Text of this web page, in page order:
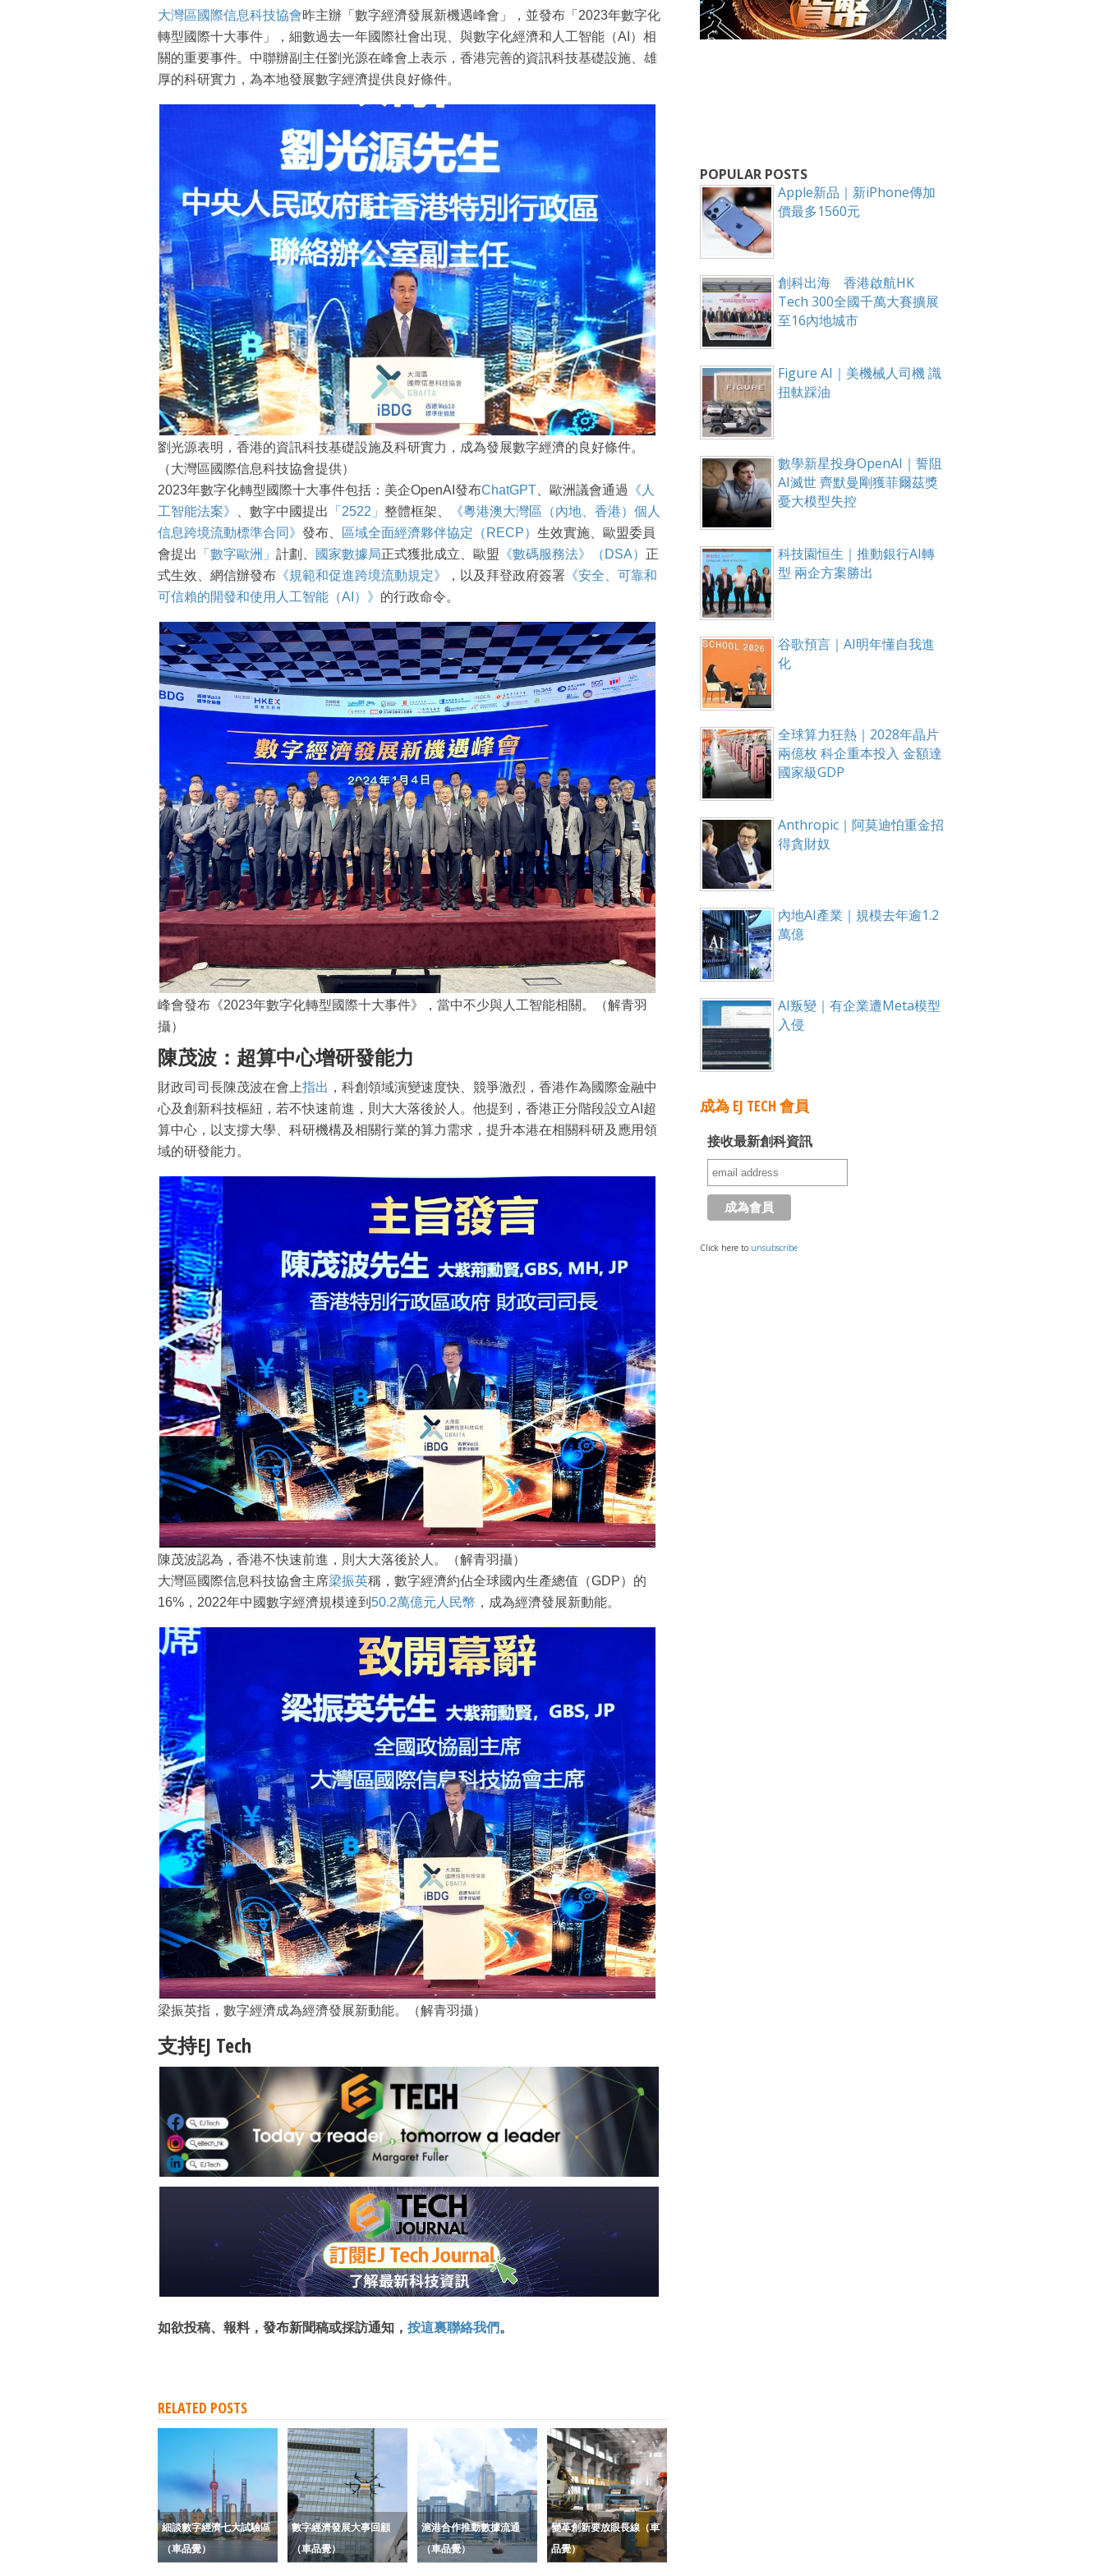
大灣區國際信息科技協會昨主辦「數字經濟發展新機遇峰會」，並發布「2023年數字化
轉型國際十大事件」，細數過去一年國際社會出現、與數字化經濟和人工智能（AI）相
關的重要事件。中聯辦副主任劉光源在峰會上表示，香港完善的資訊科技基礎設施、雄
厚的科研實力，為本地發展數字經濟提供良好條件。
劉光源表明，香港的資訊科技基礎設施及科研實力，成為發展數字經濟的良好條件。
（大灣區國際信息科技協會提供）
2023年數字化轉型國際十大事件包括：美企OpenAI發布ChatGPT 、歐洲議會通過
《人
工智能法案》
、數字中國提出 「2522」 整體框架、
《粵港澳大灣區（內地、香港）個人
信息跨境流動標準合同》 發布、 區域全面經濟夥伴協定（RECP） 生效實施、歐盟委員
會提出
「數字歐洲」 計劃、 國家數據局正式獲批成立、歐盟 《數碼服務法》（DSA） 正
式生效、網信辦發布 《規範和促進跨境流動規定》 ，以及拜登政府簽署 《安全、可靠和
可信賴的開發和使用人工智能（AI）》 的行政命令。
峰會發布《2023年數字化轉型國際十大事件》，當中不少與人工智能相關。（解青羽
攝）
陳茂波：超算中心增研發能力
財政司司長陳茂波在會上指出 ，科創領域演變速度快、競爭激烈，香港作為國際金融中
心及創新科技樞紐，若不快速前進，則大大落後於人。他提到，香港正分階段設立AI超
算中心，以支撐大學、科研機構及相關行業的算力需求，提升本港在相關科研及應用領
域的研發能力。
陳茂波認為，香港不快速前進，則大大落後於人。（解青羽攝）
大灣區國際信息科技協會主席梁振英稱，數字經濟約佔全球國內生產總值（GDP）的
16%，2022年中國數字經濟規模達到 50.2萬億元人民幣 ，成為經濟發展新動能。
梁振英指，數字經濟成為經濟發展新動能。（解青羽攝）
支持EJ Tech
如欲投稿、報料，發布新聞稿或採訪通知， 按這裏聯絡我們。
RELATED POSTS
細談數字經濟七大試驗區
（車品覺）
數字經濟發展大事回顧
（車品覺）
滬港合作推動數據流通
（車品覺）
變革創新要放眼長線（車
品覺）
POPULAR POSTS
Apple新品｜新iPhone傳加
價最多1560元
創科出海 香港啟航HK
Tech 300全國千萬大賽擴展
至16內地城市
Figure AI｜美機械人司機 識
扭軚踩油
數學新星投身OpenAI｜誓阻
AI滅世 齊默曼剛獲菲爾茲獎
憂大模型失控
科技園恒生｜推動銀行AI轉
型 兩企方案勝出
谷歌預言｜AI明年懂自我進
化
全球算力狂熱｜2028年晶片
兩億枚 科企重本投入 金額達
國家級GDP
Anthropic｜阿莫迪怕重金招
得貪財奴
內地AI產業｜規模去年逾1.2
萬億
AI叛變｜有企業遭Meta模型
入侵
成為 EJ TECH 會員
接收最新創科資訊
Click here to unsubscribe
成為 EJ Tech 會員
最新資訊（附創業懶人包），直達郵箱！